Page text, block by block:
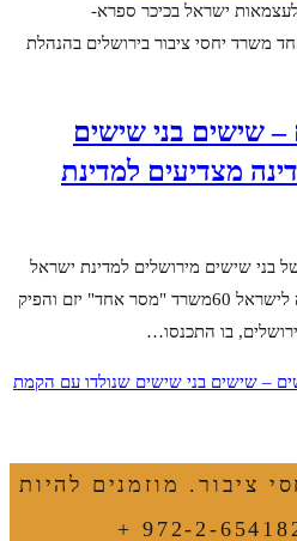
ישראל בכיכר ספרא-
משרד יחסי ציבור בירושלים בהנהלת
שישים בני שישים
מצדיעים למדינת
שישים מירושלים למדינת ישראל
מיזם "שרשרת אנושית" – הצדעה לישראל 60משרד "מסר אחד" יזם והפיק
בו התכנסו…
– שישים בני שישים שנולדו עם הקמת
ציבור. מוזמנים להיות